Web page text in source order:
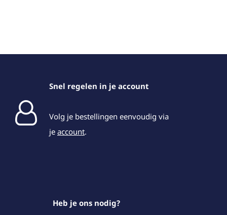
Snel regelen in je account
Volg je bestellingen eenvoudig via
je account.
Heb je ons nodig?